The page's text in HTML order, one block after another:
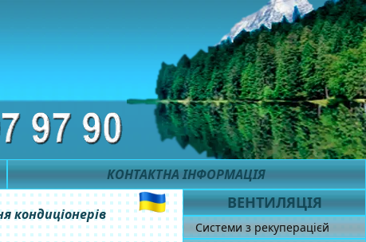
КОНТАКТНА ІНФОРМАЦІЯ
кондиціонерів
ВЕНТИЛЯЦІЯ
Системи з рекуперацієй